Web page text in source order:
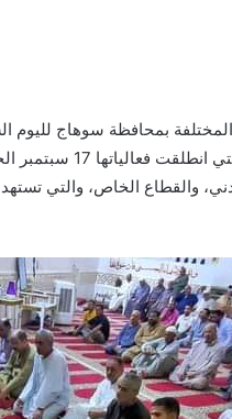
بمحافظة سوهاج لليوم
والقطاع الخاص، والتي